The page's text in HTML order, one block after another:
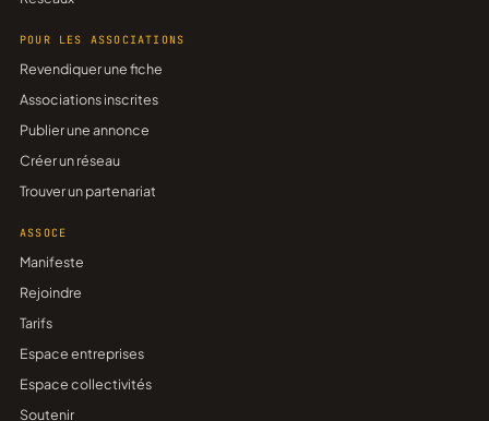
POUR LES ASSOCIATIONS
Revendiquer une fiche
Associations inscrites
Publier une annonce
Créer un réseau
Trouver un partenariat
ASSOCE
Manifeste
Rejoindre
Tarifs
Espace entreprises
Espace collectivités
Soutenir